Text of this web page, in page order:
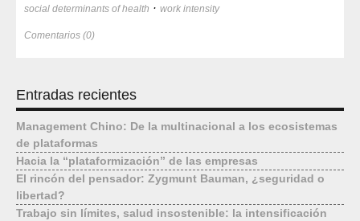
social determinants of health · work intensity
Comentarios (0)
Entradas recientes
Management Chino: De la multinacional a los ecosistemas
de plataformas
Hacia la “plataformización” de las empresas
El rincón del pensador: Zygmunt Bauman, ¿seguridad o
libertad?
Trabajo sin límites, salud insostenible: la intensificación